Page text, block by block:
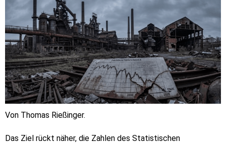
Von Thomas Rießinger.
Das Ziel rückt näher, die Zahlen des Statistischen